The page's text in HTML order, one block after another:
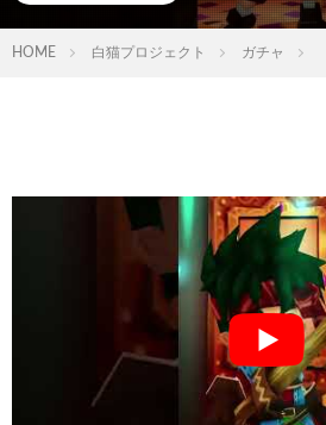
HOME 白猫プロジェクト ガチャ